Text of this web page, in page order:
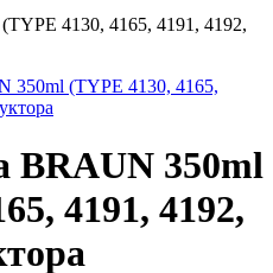
4130, 4165, 4191, 4192,
BRAUN 350ml
4191, 4192,